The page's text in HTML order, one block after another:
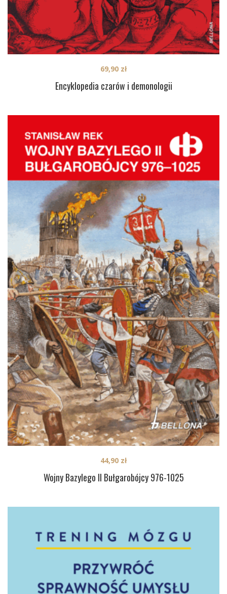
Encyklopedia czarów i demonologii
69,90 zł
Wojny Bazylego II Bułgarobójcy 976-1025
44,90 zł